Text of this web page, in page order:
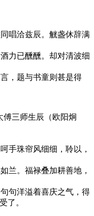
唱洽兹辰。觥盏休辞满
力已醺醺。却对清波细
，题与书童则甚是得
傅三师生辰 （欧阳炯
手珠帘风细细，聆以，
兰。福禄叠加耕善地，
句句洋溢着喜庆之气，得
了。